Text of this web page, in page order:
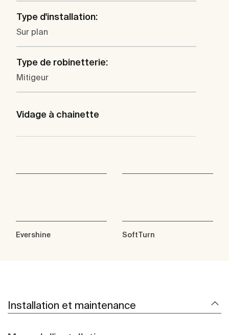
Type d'installation:
Sur plan
Type de robinetterie:
Mitigeur
Vidage à chainette
Evershine SoftTurn
Installation et maintenance